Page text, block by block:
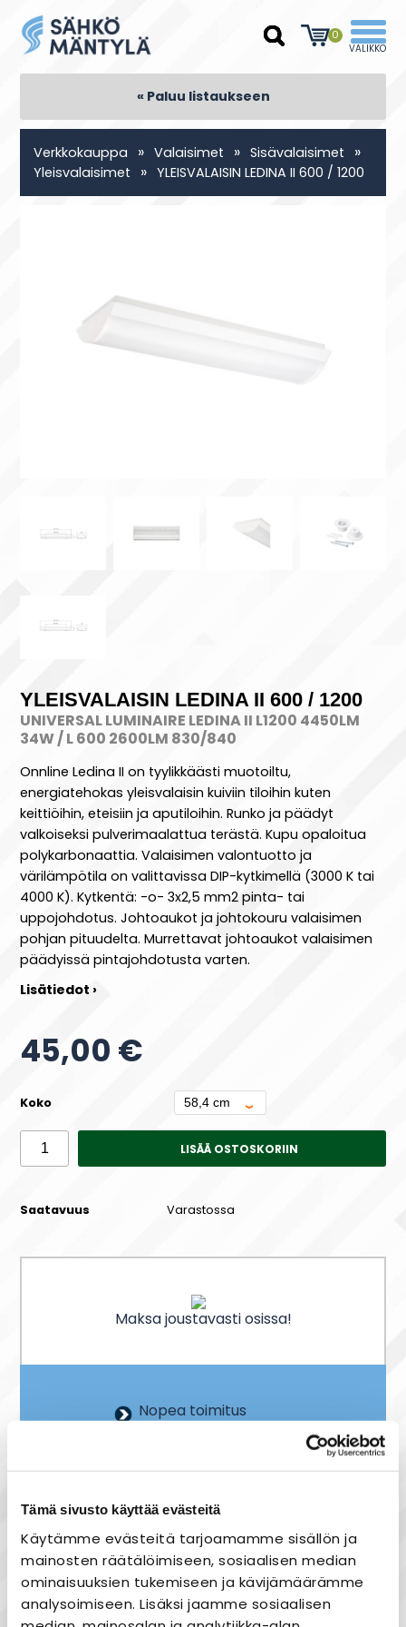
Tämä sivusto käyttää evästeitä
Käytämme evästeitä tarjoamamme sisällön ja
mainosten räätälöimiseen, sosiaalisen median
ominaisuuksien tukemiseen ja kävijämäärämme
analysoimiseen. Lisäksi jaamme sosiaalisen
0
« Paluu listaukseen
Verkkokauppa » Valaisimet » Sisävalaisimet »
Yleisvalaisimet » YLEISVALAISIN LEDINA II 600 / 1200
YLEISVALAISIN LEDINA II 600 / 1200
UNIVERSAL LUMINAIRE LEDINA II L1200 4450LM
34W / L 600 2600LM 830/840
Onnline Ledina II on tyylikkäästi muotoiltu,
energiatehokas yleisvalaisin kuiviin tiloihin kuten
keittiöihin, eteisiin ja aputiloihin. Runko ja päädyt
valkoiseksi pulverimaalattua terästä. Kupu opaloitua
polykarbonaattia. Valaisimen valontuotto ja
värilämpötila on valittavissa DIP-kytkimellä (3000 K tai
4000 K). Kytkentä: -o- 3x2,5 mm2 pinta- tai
uppojohdotus. Johtoaukot ja johtokouru valaisimen
pohjan pituudelta. Murrettavat johtoaukot valaisimen
päädyissä pintajohdotusta varten.
Lisätiedot ›
45,00 €
Koko
LISÄÄ OSTOSKORIIN
Saatavuus Varastossa
Maksa joustavasti osissa!
Nopea toimitus
Tuotekuvaus
Onnline Ledina II on tyylikkäästi muotoiltu,